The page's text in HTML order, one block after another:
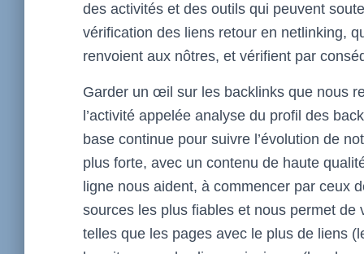
des activités et des outils qui peuvent
vérification des liens retour en netlinking,
renvoient aux nôtres, et vérifient par
Garder un œil sur les backlinks que nous
l’activité appelée analyse du profil des
base continue pour suivre l’évolution de
plus forte, avec un contenu de haute
ligne nous aident, à commencer par ceux
sources les plus fiables et nous permet
telles que les pages avec le plus de liens